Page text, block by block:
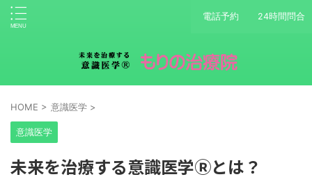
電話予約 24時間問合
HOME > 意識医学 >
意識医学
未来を治療する意識医学Ⓡとは？